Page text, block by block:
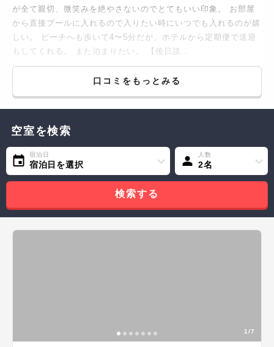
が全て親切、微笑みを絶やさないのでとてもいい印象。 お部屋
から直接プールに入れるので入りたい時にいつでも入れるのが嬉
しい。 ビーチへも歩いて4〜5分だが、ホテルから定期便で送迎
もしてくれる。 また泊まりたい。 【後日談…
続きをみる...
口コミをもっとみる
空室を検索
宿泊日
宿泊日を選択
人数
2名
検索する
1/7